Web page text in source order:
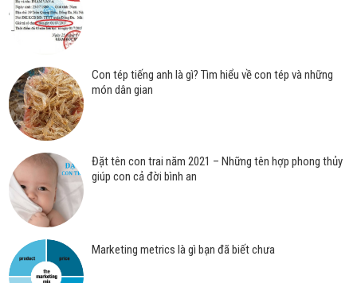
Con tép tiếng anh là gì? Tìm hiểu về con tép và những
món dân gian
Đặt tên con trai năm 2021 – Những tên hợp phong thủy
giúp con cả đời bình an
Marketing metrics là gì bạn đã biết chưa